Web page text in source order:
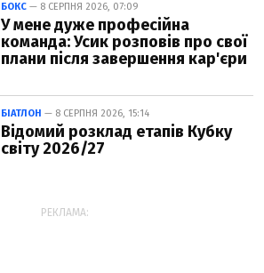
БОКС — 8 СЕРПНЯ 2026, 07:09
У мене дуже професійна
команда: Усик розповів про свої
плани після завершення кар'єри
БІАТЛОН — 8 СЕРПНЯ 2026, 15:14
Відомий розклад етапів Кубку
світу 2026/27
РЕКЛАМА: